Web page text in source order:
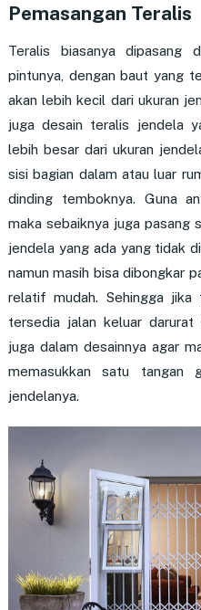
Pemasangan Teralis
Teralis biasanya dipasang
pintunya, dengan baut yang
akan lebih kecil dari ukuran
juga desain teralis jendela
lebih besar dari ukuran
sisi bagian dalam atau luar
dinding temboknya. Guna
maka sebaiknya juga pasang
jendela yang ada yang tidak
namun masih bisa dibongkar
relatif mudah. Sehingga jika
tersedia jalan keluar darurat
juga dalam desainnya agar
memasukkan satu tangan
jendelanya.